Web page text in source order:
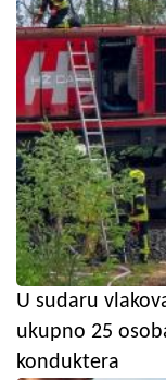
U sudaru
ukupno 25
konduktera